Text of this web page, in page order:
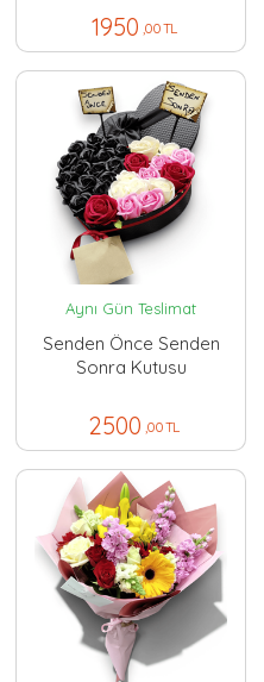
1950 ,00 TL
Aynı Gün Teslimat
Senden Önce Senden
Sonra Kutusu
2500 ,00 TL